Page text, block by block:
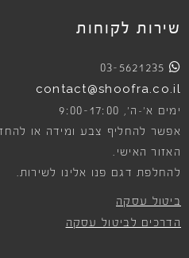
שירות לקוחות
03-5621235
contact@shoofra.co.il
ימים א׳-ה׳, 9:00-17:00
אפשר להחליף צבע ומידה או
האזור האישי.
להחלפת דגם פנו אלינו לשירות.
ביטול עסקה
הדרכים לביטול עסקה